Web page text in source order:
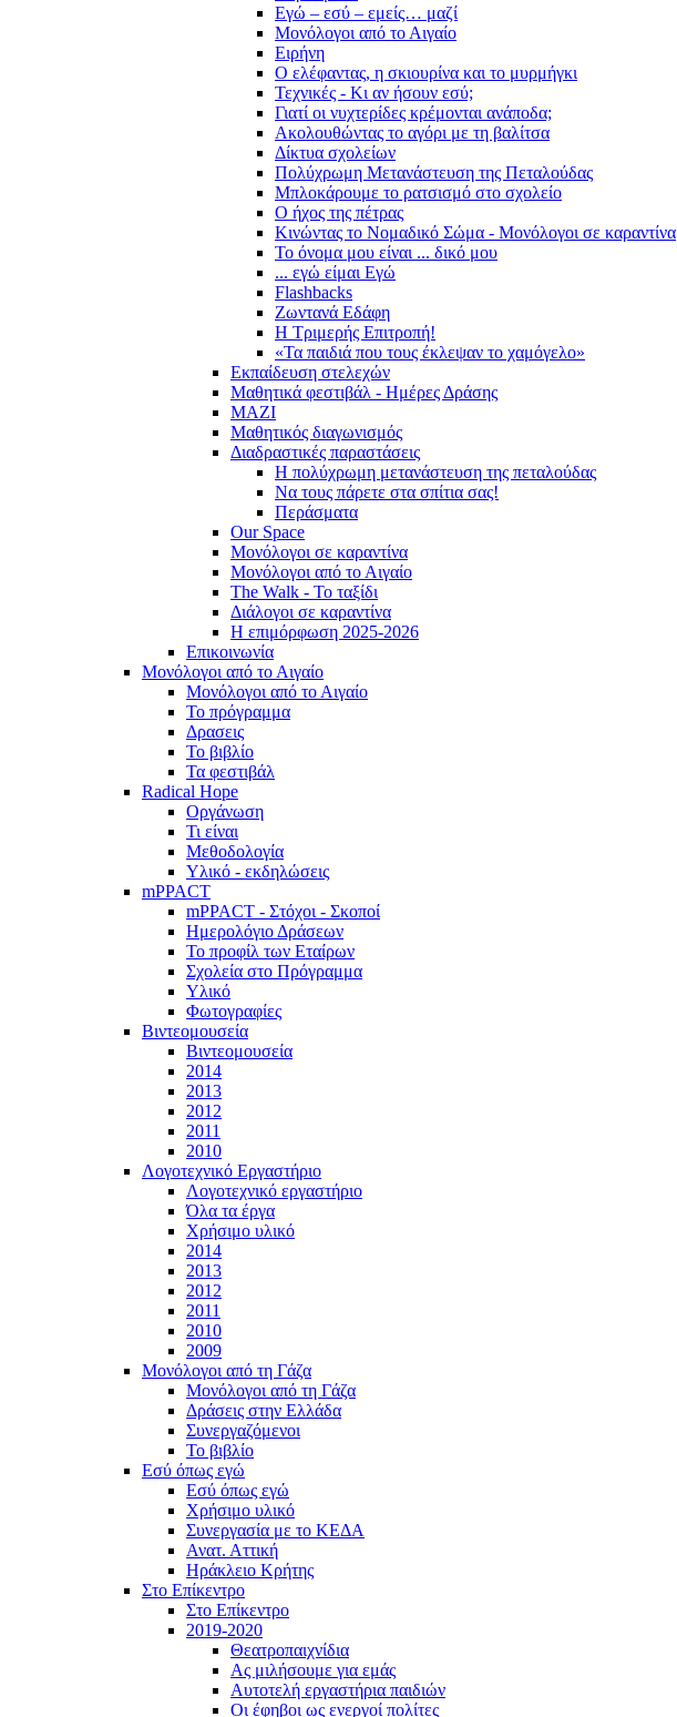
Εγώ – εσύ – εμείς… μαζί
Μονόλογοι από το Αιγαίο
Ειρήνη
Ο ελέφαντας, η σκιουρίνα και το μυρμήγκι
Τεχνικές - Κι αν ήσουν εσύ;
Γιατί οι νυχτερίδες κρέμονται ανάποδα;
Ακολουθώντας το αγόρι με τη βαλίτσα
Δίκτυα σχολείων
Πολύχρωμη Μετανάστευση της Πεταλούδας
Μπλοκάρουμε το ρατσισμό στο σχολείο
Ο ήχος της πέτρας
Κινώντας το Νομαδικό Σώμα - Μονόλογοι σε καραντίνα
Το όνομα μου είναι ... δικό μου
... εγώ είμαι Εγώ
Flashbacks
Ζωντανά Εδάφη
Η Τριμερής Επιτροπή!
«Τα παιδιά που τους έκλεψαν το χαμόγελο»
Εκπαίδευση στελεχών
Μαθητικά φεστιβάλ - Ημέρες Δράσης
ΜΑΖΙ
Μαθητικός διαγωνισμός
Διαδραστικές παραστάσεις
Η πολύχρωμη μετανάστευση της πεταλούδας
Να τους πάρετε στα σπίτια σας!
Περάσματα
Our Space
Μονόλογοι σε καραντίνα
Μονόλογοι από το Αιγαίο
The Walk - Το ταξίδι
Διάλογοι σε καραντίνα
Η επιμόρφωση 2025-2026
Επικοινωνία
Μονόλογοι από το Αιγαίο
Μονόλογοι από το Αιγαίο
Το πρόγραμμα
Δρασεις
Το βιβλίο
Τα φεστιβάλ
Radical Hope
Οργάνωση
Τι είναι
Μεθοδολογία
Υλικό - εκδηλώσεις
mPPACT
mPPACT - Στόχοι - Σκοποί
Ημερολόγιο Δράσεων
Το προφίλ των Εταίρων
Σχολεία στο Πρόγραμμα
Υλικό
Φωτογραφίες
Βιντεομουσεία
Βιντεομουσεία
2014
2013
2012
2011
2010
Λογοτεχνικό Εργαστήριο
Λογοτεχνικό εργαστήριο
Όλα τα έργα
Χρήσιμο υλικό
2014
2013
2012
2011
2010
2009
Μονόλογοι από τη Γάζα
Μονόλογοι από τη Γάζα
Δράσεις στην Ελλάδα
Συνεργαζόμενοι
To βιβλίο
Εσύ όπως εγώ
Εσύ όπως εγώ
Χρήσιμο υλικό
Συνεργασία με το ΚΕΔΑ
Ανατ. Αττική
Ηράκλειο Κρήτης
Στο Επίκεντρο
Στο Επίκεντρο
2019-2020
Θεατροπαιχνίδια
Ας μιλήσουμε για εμάς
Αυτοτελή εργαστήρια παιδιών
Οι έφηβοι ως ενεργοί πολίτες